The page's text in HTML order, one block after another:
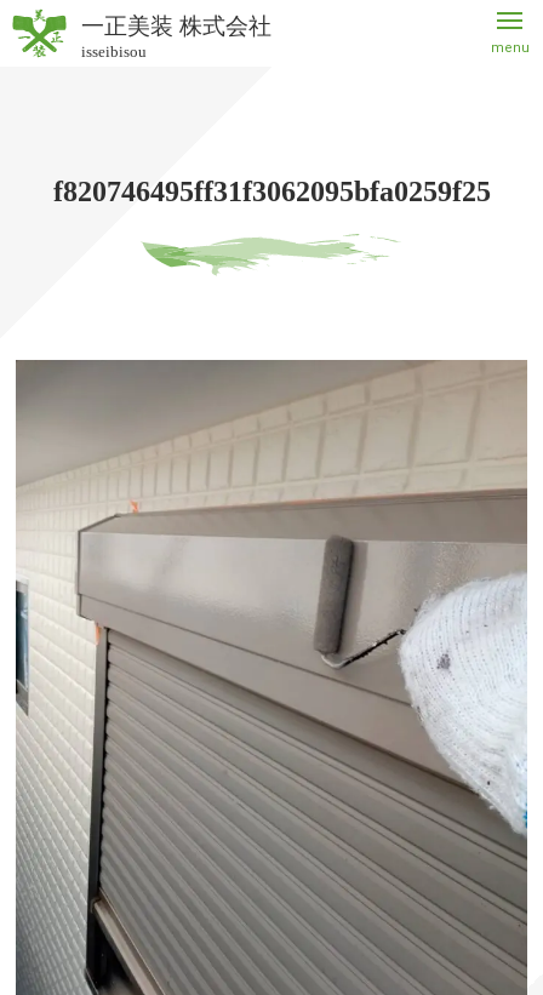
一正美装 株式会社
isseibisou menu
f820746495ff31f3062095bfa0259f25